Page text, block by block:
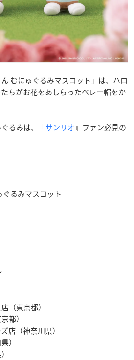
むにゅぐるみマスコット」は、ハロ
ちがお花をあしらったベレー帽をか
るみは、『サンリオ』ファン必見の
るみマスコット
（東京都）
都）
店（神奈川県）
）